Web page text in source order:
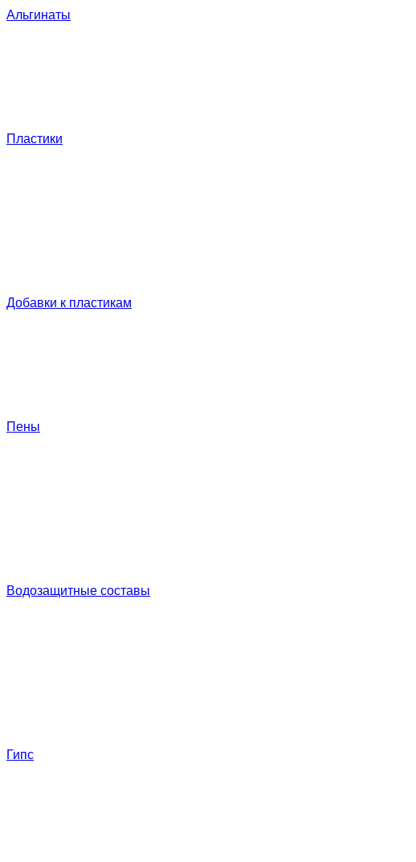
Альгинаты
Пластики
Добавки к пластикам
Пены
Водозащитные составы
Гипс